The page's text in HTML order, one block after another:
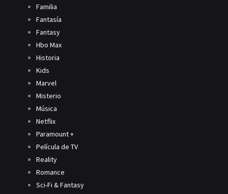
Familia
Fantasía
Fantasy
Hbo Max
Historia
Kids
Marvel
Misterio
Música
Netflix
Paramount +
Película de TV
Reality
Romance
Sci-Fi & Fantasy